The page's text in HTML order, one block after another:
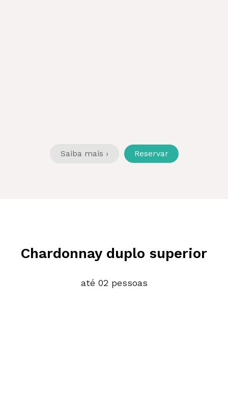
Saiba mais › Reservar
Chardonnay duplo superior
até 02 pessoas